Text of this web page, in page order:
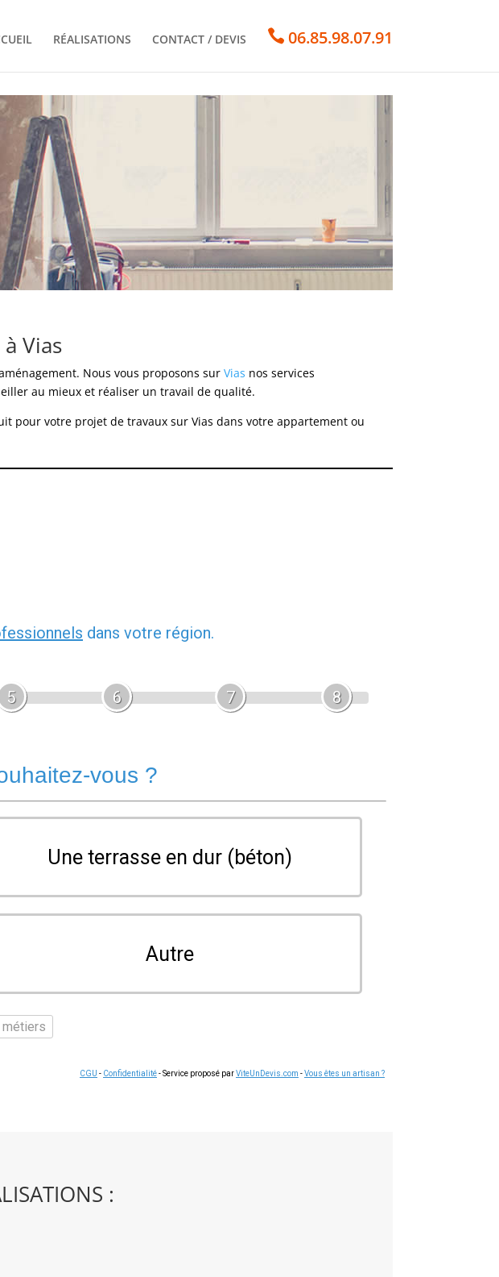
RÉALISATIONS CONTACT / DEVIS  06.85.98.07.91
Vias
Nous vous proposons sur Vias nos services
au mieux et réaliser un travail de qualité.
pour votre projet de travaux sur Vias dans votre appartement ou
dans votre région.
5 6 7 8
vous ?
Une terrasse en dur (béton)
Autre
métiers
CGU - Confidentialité- Service proposé parViteUnDevis.com -Vous êtes un artisan ?
: